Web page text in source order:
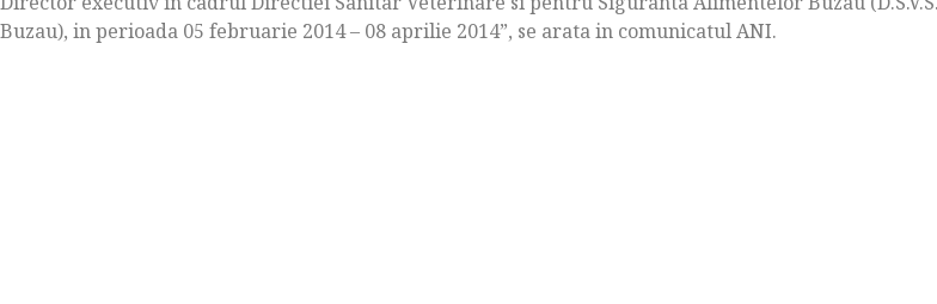
Buzau), in perioada 05 februarie 2014 – 08 aprilie 2014”, se arata in comunicatul ANI.